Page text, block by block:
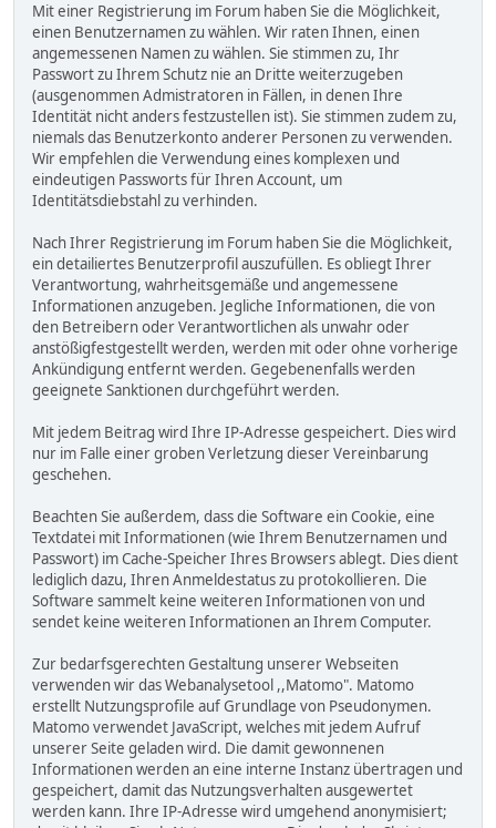
Mit einer Registrierung im Forum haben Sie die Möglichkeit,
einen Benutzernamen zu wählen. Wir raten Ihnen, einen
angemessenen Namen zu wählen. Sie stimmen zu, Ihr
Passwort zu Ihrem Schutz nie an Dritte weiterzugeben
(ausgenommen Admistratoren in Fällen, in denen Ihre
Identität nicht anders festzustellen ist). Sie stimmen zudem zu,
niemals das Benutzerkonto anderer Personen zu verwenden.
Wir empfehlen die Verwendung eines komplexen und
eindeutigen Passworts für Ihren Account, um
Identitätsdiebstahl zu verhinden.
Nach Ihrer Registrierung im Forum haben Sie die Möglichkeit,
ein detailiertes Benutzerprofil auszufüllen. Es obliegt Ihrer
Verantwortung, wahrheitsgemäße und angemessene
Informationen anzugeben. Jegliche Informationen, die von
den Betreibern oder Verantwortlichen als unwahr oder
anstößigfestgestellt werden, werden mit oder ohne vorherige
Ankündigung entfernt werden. Gegebenenfalls werden
geeignete Sanktionen durchgeführt werden.
Mit jedem Beitrag wird Ihre IP-Adresse gespeichert. Dies wird
nur im Falle einer groben Verletzung dieser Vereinbarung
geschehen.
Beachten Sie außerdem, dass die Software ein Cookie, eine
Textdatei mit Informationen (wie Ihrem Benutzernamen und
Passwort) im Cache-Speicher Ihres Browsers ablegt. Dies dient
lediglich dazu, Ihren Anmeldestatus zu protokollieren. Die
Software sammelt keine weiteren Informationen von und
sendet keine weiteren Informationen an Ihrem Computer.
Zur bedarfsgerechten Gestaltung unserer Webseiten
verwenden wir das Webanalysetool ,,Matomo". Matomo
erstellt Nutzungsprofile auf Grundlage von Pseudonymen.
Matomo verwendet JavaScript, welches mit jedem Aufruf
unserer Seite geladen wird. Die damit gewonnenen
Informationen werden an eine interne Instanz übertragen und
gespeichert, damit das Nutzungsverhalten ausgewertet
werden kann. Ihre IP-Adresse wird umgehend anonymisiert;